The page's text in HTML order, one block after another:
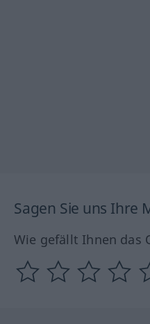
Sagen Sie uns Ihre
Wie gefällt Ihnen das